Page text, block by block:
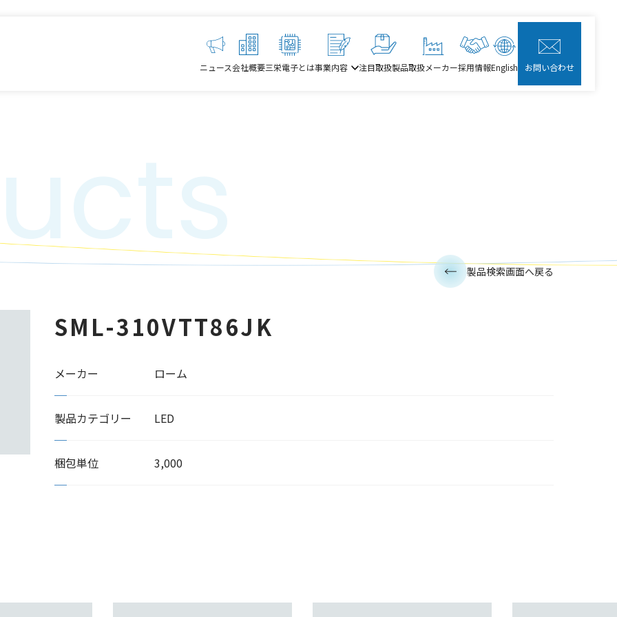
ニュース会社概要三栄電子とは事業内容 注目取扱製品取扱メーカー採用情報English お問い合わせ
SML-310VTT86JK
メーカー ローム
製品カテゴリー LED
梱包単位 3,000
製品検索画面へ戻る